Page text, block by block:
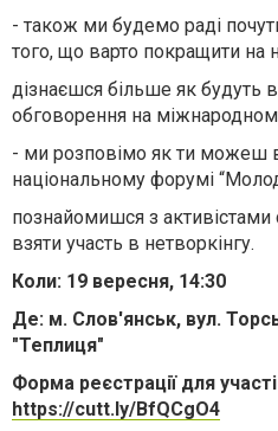
- також ми будемо раді
того, що варто покращити на
дізнаєшся більше як будуть
обговорення на
- ми розповімо як ти можеш
національному форумі
познайомишся з активістами
взяти участь в нетворкінгу.
Коли: 19 вересня, 14:30
Де: м. Слов'янськ, вул.
"Теплиця"
Форма реєстрації для
https://cutt.ly/BfQCgO4